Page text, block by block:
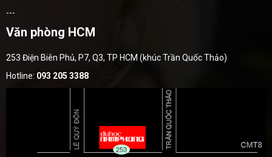
---
Văn phòng HCM
253 Điện Biên Phủ, P7, Q3, TP HCM (khúc Trần Quốc Thảo)
Hotline: 093 205 3388